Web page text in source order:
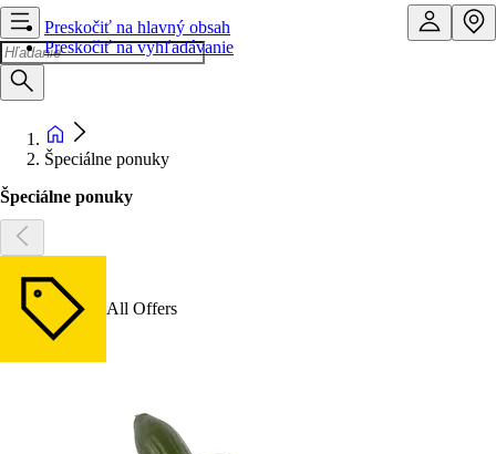
Preskočiť na hlavný obsah
Preskočiť na vyhľadávanie
Špeciálne ponuky
Špeciálne ponuky
All Offers